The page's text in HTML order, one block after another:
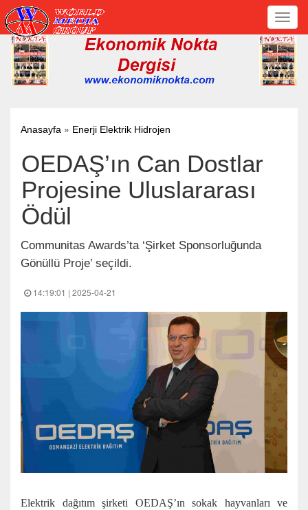
Anasayfa » Enerji Elektrik Hidrojen
OEDAŞ’ın Can Dostlar
Projesine Uluslararası
Ödül
Communitas Awards’ta ‘Şirket Sponsorluğunda
Gönüllü Proje’ seçildi.
14:19:01 | 2025-04-21
Elektrik dağıtım şirketi OEDAŞ’ın sokak hayvanları ve